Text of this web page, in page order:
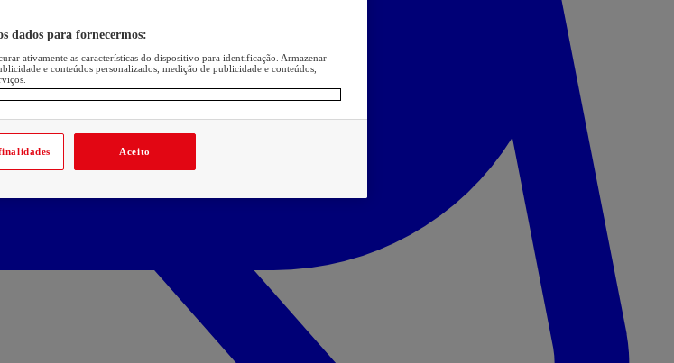
dados para fornecermos:
ativamente as características do dispositivo para identificação. Armazenar
e conteúdos personalizados, medição de publicidade e conteúdos,
Aceito